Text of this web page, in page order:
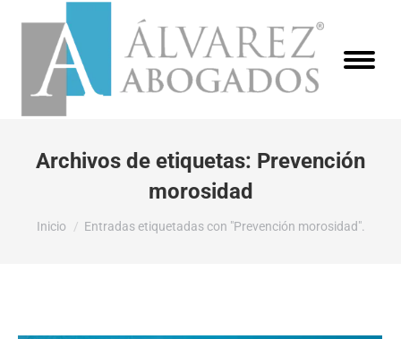
Archivos de etiquetas: Prevención
morosidad
Estás aquí:
Inicio Entradas etiquetadas con "Prevención morosidad".